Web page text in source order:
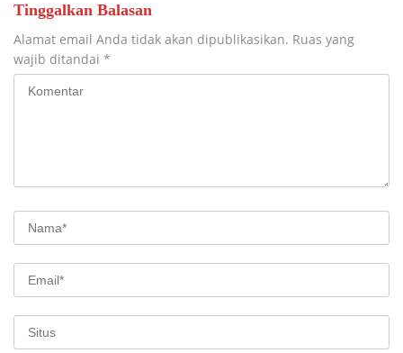
Tinggalkan Balasan
Alamat email Anda tidak akan dipublikasikan. Ruas yang
wajib ditandai *